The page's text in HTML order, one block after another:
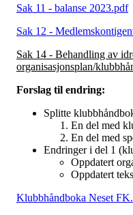
Sak 11 - balanse 2023.pdf
Sak 12 -
Sak 14 - Behandling av
organisasjonsplan/
Forslag til endring:
Splitte
En del med
En del med
Endringer i del 1
Oppdatert
Oppdatert
Klubbhåndboka Neset